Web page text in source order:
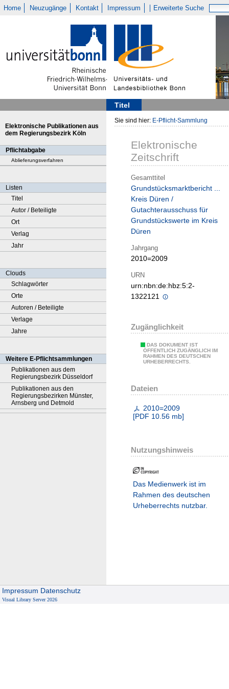
Home Neuzugänge Kontakt Impressum Erweiterte Suche
Titel
Elektronische Publikationen aus
dem Regierungsbezirk Köln
Pflichtabgabe
Ablieferungsverfahren
Listen
Titel
Autor / Beteiligte
Ort
Verlag
Jahr
Clouds
Schlagwörter
Orte
Autoren / Beteiligte
Verlage
Jahre
Weitere E-Pflichtsammlungen
Publikationen aus dem
Regierungsbezirk Düsseldorf
Publikationen aus den
Regierungsbezirken Münster,
Arnsberg und Detmold
Sie sind hier: E-Pflicht-Sammlung
Elektronische
Zeitschrift
Gesamttitel
Grundstücksmarktbericht ...
Kreis Düren /
Gutachterausschuss für
Grundstückswerte im Kreis
Düren
Jahrgang
2010=2009
URN
urn:nbn:de:hbz:5:2-
1322121
Zugänglichkeit
DAS DOKUMENT IST
ÖFFENTLICH ZUGÄNGLICH IM
RAHMEN DES DEUTSCHEN
URHEBERRECHTS.
Dateien
2010=2009
[PDF 10.56 mb]
Nutzungshinweis
Das Medienwerk ist im
Rahmen des deutschen
Urheberrechts nutzbar.
Impressum Datenschutz
Visual Library Server 2026